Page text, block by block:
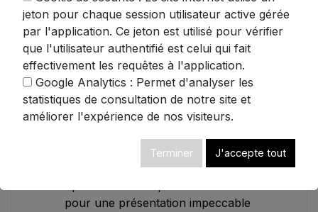
304, cette trancheuse résiste à l'usage
intensif sans se déformer. Sa surface lisse
facilite grandement le nettoyage quotidien, un
avantage considérable dans un
environnement professionnel où l'hygiène
est primordiale.
Caractéristiques techniques :
Capacité impressionnante : 31 tranches
uniformes en une seule opération
pour une présentation impeccable
jeton pour chaque session utilisateur active gérée
par l'application. Ce jeton est utilisé pour vérifier
que l'utilisateur authentifié est celui qui fait
effectivement les requêtes à l'application.
Google Analytics : Permet d'analyser les
statistiques de consultation de notre site et
améliorer l'expérience de nos visiteurs.
Terminer J'accepte tout